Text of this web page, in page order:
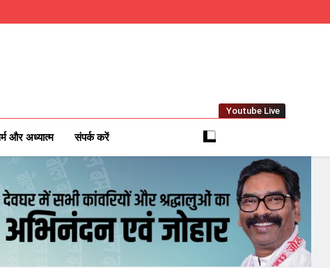
News Network
Youtube Live
और अध्यात्म संपर्क करें